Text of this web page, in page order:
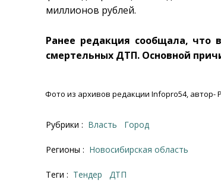
миллионов рублей.
Ранее редакция сообщала, что
смертельных ДТП. Основной
Фото из архивов редакции Infopro54, автор-
Рубрики : Власть Город
Регионы : Новосибирская область
Теги : тендер ДТП